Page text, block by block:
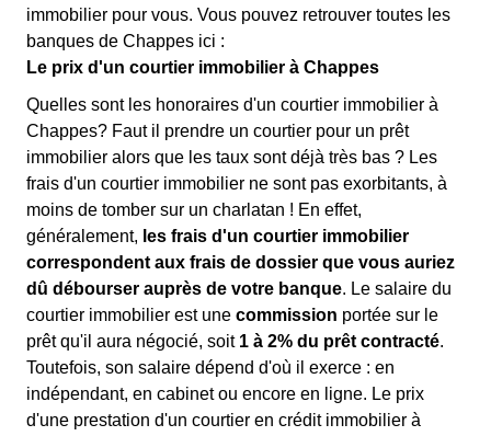
immobilier pour vous. Vous pouvez retrouver toutes les
banques de Chappes ici :
Le prix d'un courtier immobilier à Chappes
Quelles sont les honoraires d'un courtier immobilier à
Chappes? Faut il prendre un courtier pour un prêt
immobilier alors que les taux sont déjà très bas ? Les
frais d'un courtier immobilier ne sont pas exorbitants, à
moins de tomber sur un charlatan ! En effet,
généralement, les frais d'un courtier immobilier
correspondent aux frais de dossier que vous auriez
dû débourser auprès de votre banque. Le salaire du
courtier immobilier est une commission portée sur le
prêt qu'il aura négocié, soit 1 à 2% du prêt contracté.
Toutefois, son salaire dépend d'où il exerce : en
indépendant, en cabinet ou encore en ligne. Le prix
d'une prestation d'un courtier en crédit immobilier à